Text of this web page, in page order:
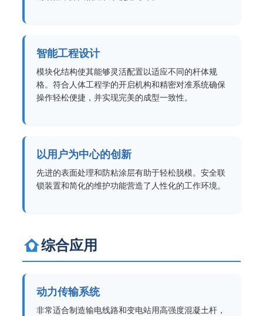
智能工程设计
模块化结构使其能够灵活配置以适应不同的杆体规
格。符合人体工程学的开启机构和精密对准系统确保
操作轻松便捷，并实现完美的成型一致性。
以用户为中心的创新
先进的表面处理和防粘涂层有助于轻松脱模。安全联
锁装置和简化的维护功能营造了人性化的工作环境。
综合应用
动力传输系统
非常适合制造输电线路和变电站用高强度混凝土杆，